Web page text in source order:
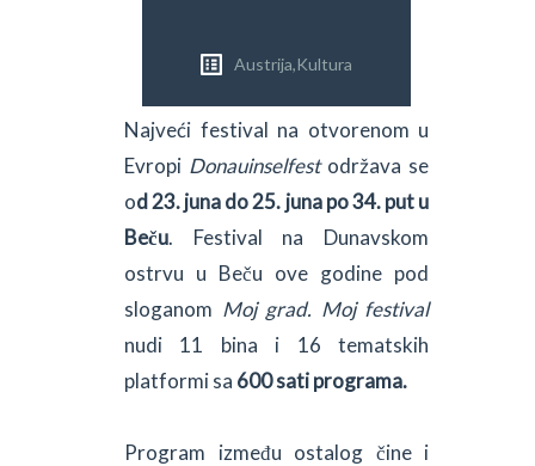
Austrija,Kultura
Najveći festival na otvorenom u
Evropi Donauinselfest održava se
od 23. juna do 25. juna po 34. put u
Beču. Festival na Dunavskom
ostrvu u Beču ove godine pod
sloganom Moj grad. Moj festival
nudi 11 bina i 16 tematskih
platformi sa 600 sati programa.
Program između ostalog čine i